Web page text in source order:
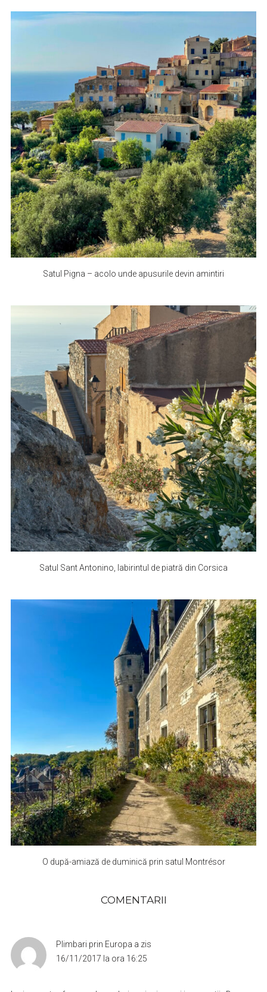
Satul Pigna – acolo unde apusurile devin amintiri
Satul Sant Antonino, labirintul de piatră din Corsica
O după-amiază de duminică prin satul Montrésor
COMENTARII
Plimbari prin Europa a zis
16/11/2017 la ora 16:25